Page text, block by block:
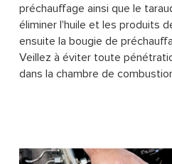
préchauffage ainsi que le
éliminer l'huile et les produits
ensuite la bougie de
Veillez à éviter toute
dans la chambre